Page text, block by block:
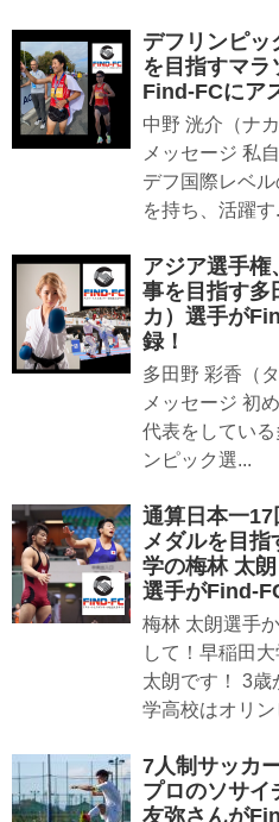
デフリンピッ
を目指すマラ
Find-FCにア
中野 洸介（ナ
メッセージ 私
デフ国際レベ
を持ち、活躍す
アジア選手権
事を目指す多
カ）選手が
録！
多田野 彩香（
メッセージ 初
代表をしてい
ンピック選...
通算日本一
メダルを目指
学の梅林 太朗
選手がFind-
梅林 太朗選手
して！早稲田
太朗です！ 3歳
学高校はオリン
7人制サッカ
プロのソサイ
友弥さんが